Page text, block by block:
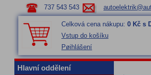
737 543 543
Celková cena nákupu: 0 Kč s
Vstup do košíku
Pøihlášení
Hlavní oddělení